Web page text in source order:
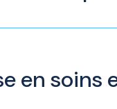
en soins